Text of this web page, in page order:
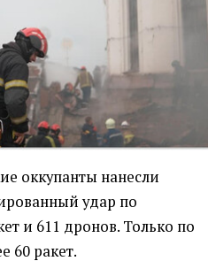
оккупанты нанесли
удар по
и 611 дронов. Только по
60 ракет.